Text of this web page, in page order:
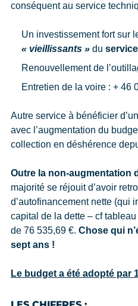
conséquent au service
Un investissement fort sur
« vieillissants »du
Renouvellement de
Entretien de la voire : + 46
Autre service à bénéficier
avec l’augmentation du
collection en déshérence
Outre la non-augmentation
majorité se réjouit d’avoir
d’autofinancement nette (qui
capital de la dette – cf
de 76 535,69 €. Chose qui
sept ans !
Le budget a été adopté par